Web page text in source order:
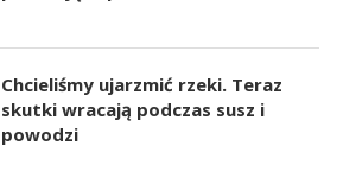
Chcieliśmy ujarzmić rzeki. Teraz
skutki wracają podczas susz i
powodzi